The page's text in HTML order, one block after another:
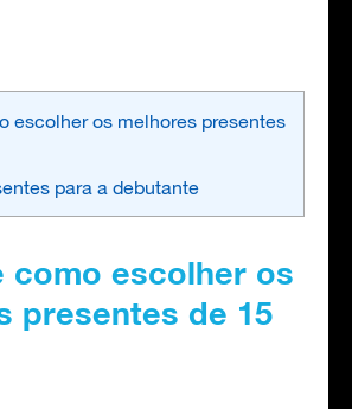
escolher os melhores presentes
para a debutante
como escolher os
presentes de 15